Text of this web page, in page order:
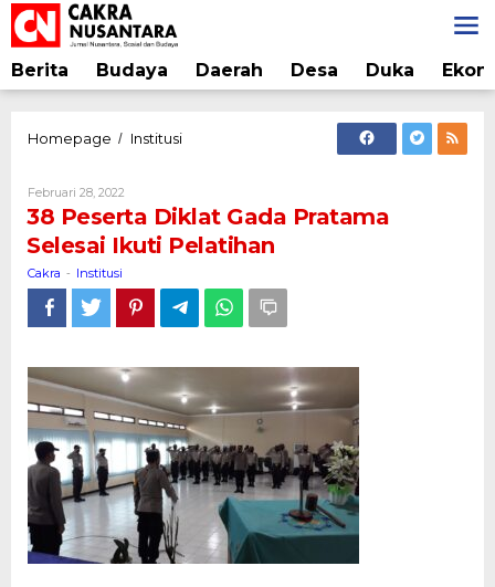
Lewati
ke
konten
Berita Budaya Daerah Desa Duka
Homepage / Institusi38
Pratama
Selesai
Pelatihan
Februari 28, 2022
Cakra
38 Peserta Diklat Gada Pratama
Selesai Ikuti Pelatihan
Cakra - Institusi